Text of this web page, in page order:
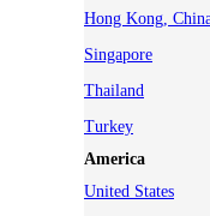
Hong Kong,
Singapore
Thailand
Turkey
America
United States